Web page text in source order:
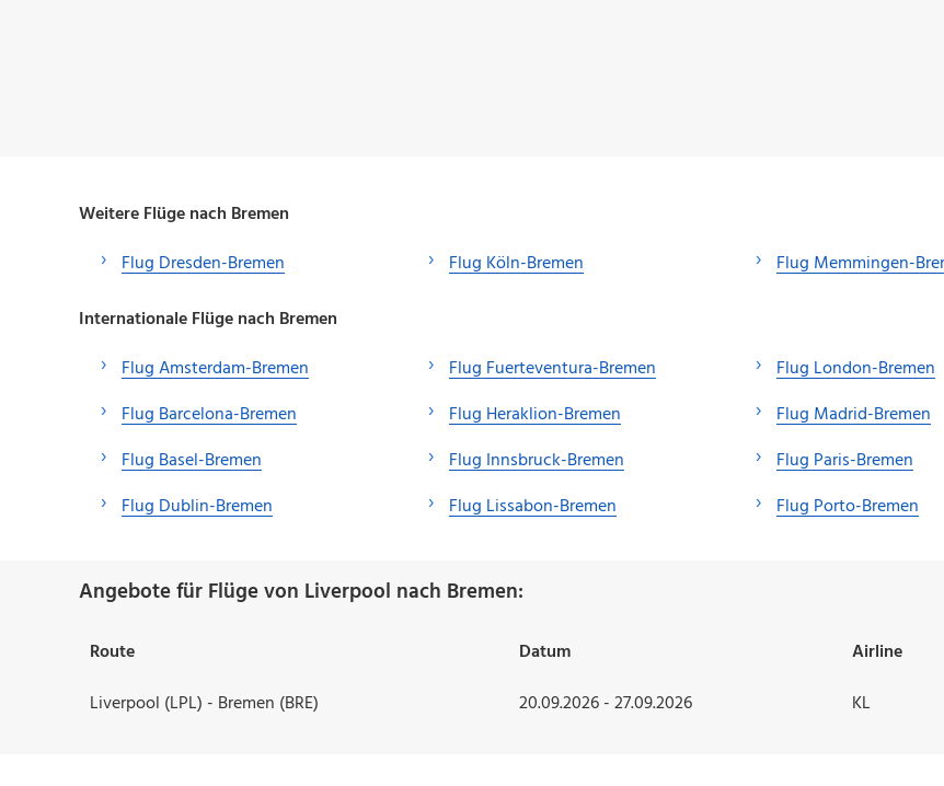
Weitere Flüge nach Bremen
Flug Dresden-Bremen
Flug Köln-Bremen
Flug Memmingen-
Internationale Flüge nach Bremen
Flug Amsterdam-Bremen
Flug Barcelona-Bremen
Flug Basel-Bremen
Flug Dublin-Bremen
Flug Fuerteventura-Bremen
Flug Heraklion-Bremen
Flug Innsbruck-Bremen
Flug Lissabon-Bremen
Flug London-Bremen
Flug Madrid-Bremen
Flug Paris-Bremen
Flug Porto-Bremen
Angebote für Flüge von Liverpool nach Bremen:
Route Datum Airline
Liverpool (LPL) - Bremen (BRE)
20.09.2026 - 27.09.2026 KL